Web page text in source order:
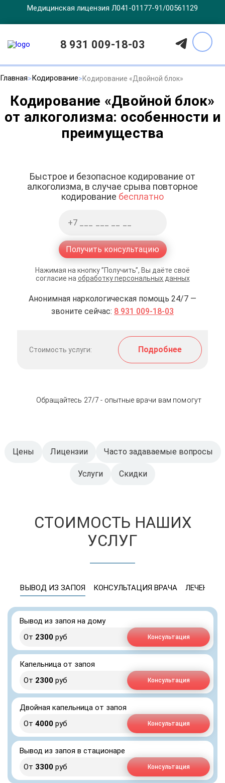
Медицинская лицензия Л041-01177-91/00561129
8 931 009-18-03
Главная Кодирование Кодирование «Двойной блок»
Кодирование «Двойной блок»
от алкоголизма: особенности и
преимущества
Быстрое и безопасное кодирование от
алкоголизма, в случае срыва повторное
кодирование бесплатно
Получить консультацию
Нажимая на кнопку ”Получить”, Вы даёте своё
согласие на обработку персональных данных
Анонимная наркологическая помощь 24/7 —
звоните сейчас: 8 931 009-18-03
Стоимость услуги: Подробнее
Обращайтесь 27/7 - опытные врачи вам помогут
Цены Лицензии Часто задаваемые вопросы
Услуги Скидки
СТОИМОСТЬ НАШИХ
УСЛУГ
ВЫВОД ИЗ ЗАПОЯ КОНСУЛЬТАЦИЯ ВРАЧА ЛЕЧЕНИЕ
Вывод из запоя на дому
От 2300 руб Консультация
Капельница от запоя
От 2300 руб Консультация
Двойная капельница от запоя
От 4000 руб Консультация
Вывод из запоя в стационаре
От 3300 руб Консультация